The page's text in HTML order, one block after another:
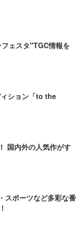
ェスタ"TGC情報を
ション「to the
国内外の人気作がす
スポーツなど多彩な番